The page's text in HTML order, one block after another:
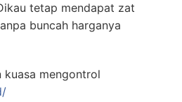
tetap mendapat zat
buncah harganya
kuasa mengontrol